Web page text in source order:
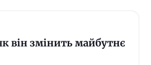
він змінить майбутнє